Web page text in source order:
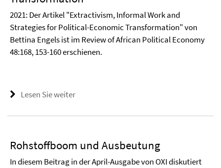
2021: Der Artikel "Extractivism, Informal Work and
Strategies for Political-Economic Transformation" von
Bettina Engels ist im Review of African Political Economy
48:168, 153-160 erschienen.
Lesen Sie weiter
Rohstoffboom und Ausbeutung
In diesem Beitrag in der April-Ausgabe von OXI diskutiert